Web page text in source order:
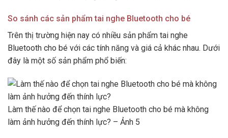
So sánh các sản phẩm tai nghe Bluetooth cho bé
Trên thị trường hiện nay có nhiều sản phẩm tai nghe
Bluetooth cho bé với các tính năng và giá cả khác nhau. Dưới
đây là một số sản phẩm phổ biến:
Làm thế nào để chọn tai nghe Bluetooth cho bé mà không
làm ảnh hưởng đến thính lực? – Ảnh 5